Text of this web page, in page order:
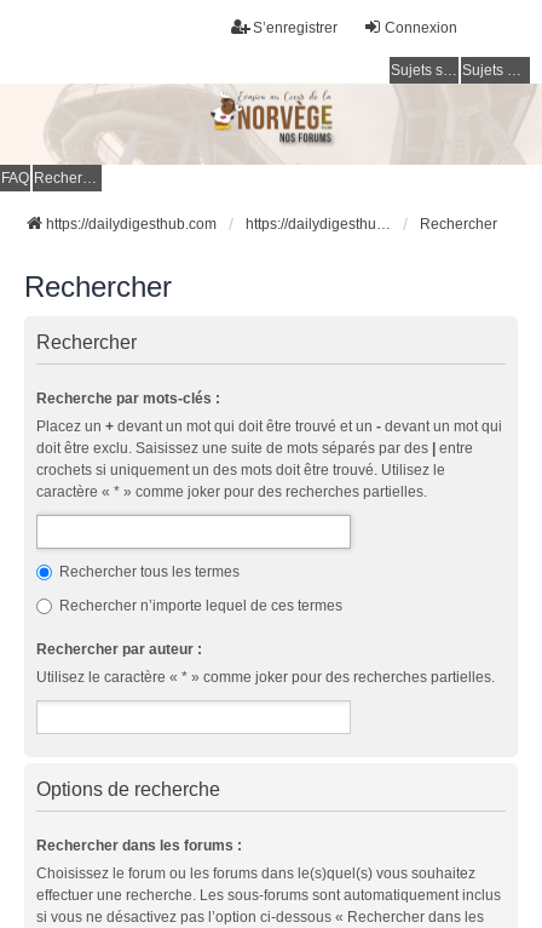
Connexion
S’enregistrer
Sujets sans réponse Sujets actifs
FAQ Rechercher
https://dailydigesthub.com https://dailydigesthub.com Rechercher
Rechercher
Rechercher
Recherche par mots-clés :
Placez un + devant un mot qui doit être trouvé et un - devant un mot qui
doit être exclu. Saisissez une suite de mots séparés par des
entre
crochets si uniquement un des mots doit être trouvé. Utilisez le
caractère « * » comme joker pour des recherches partielles.
Rechercher tous les termes
Rechercher n’importe lequel de ces termes
Rechercher par auteur :
Utilisez le caractère « * » comme joker pour des recherches partielles.
Options de recherche
Rechercher dans les forums :
Choisissez le forum ou les forums dans le(s)quel(s) vous souhaitez
effectuer une recherche. Les sous-forums sont automatiquement inclus
si vous ne désactivez pas l’option ci-dessous « Rechercher dans les